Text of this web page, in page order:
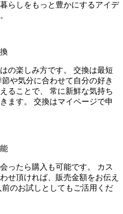
らしをもっと豊かにするアイデ
の楽しみ方です。 交換は最短
や気分に合わせて自分の好き
ることで、 常に新鮮な気持ち
ます。 交換はマイページで申
ったら購入も可能です。 カス
せ頂ければ、販売金額をお伝え
のお試しとしてもご活用くだ